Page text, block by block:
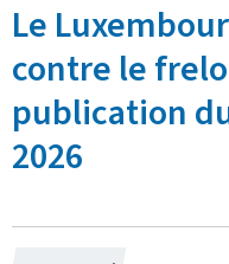
lLe
contre le
publication
2026